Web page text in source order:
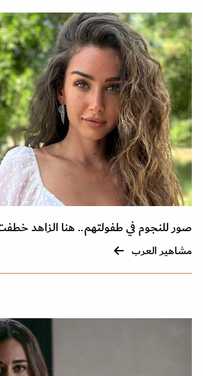
صور للنجوم في طفولتهم.. هنا الزاهد خطفت
مشاهير العرب